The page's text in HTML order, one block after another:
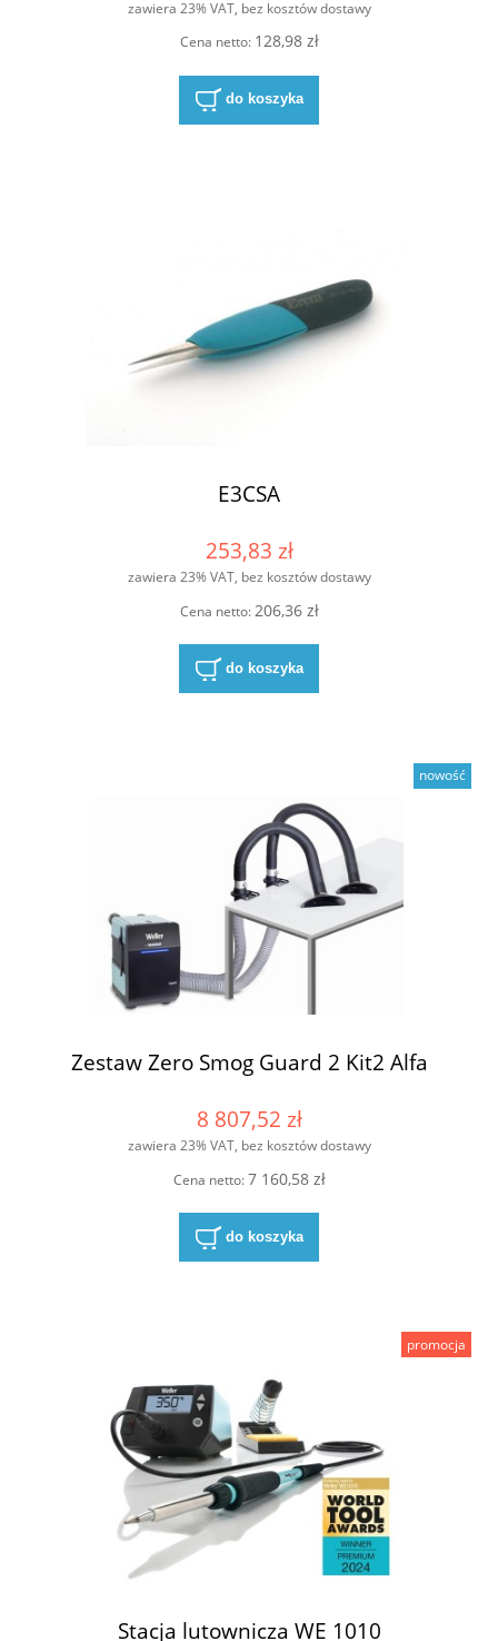
zawiera 23% VAT, bez kosztów dostawy
Cena netto: 128,98 zł
do koszyka
E3CSA
253,83 zł
zawiera 23% VAT, bez kosztów dostawy
Cena netto: 206,36 zł
do koszyka
Zestaw Zero Smog Guard 2 Kit2 Alfa
8 807,52 zł
zawiera 23% VAT, bez kosztów dostawy
Cena netto:7 160,58 zł
do koszyka
nowość
Stacja lutownicza WE 1010
promocja